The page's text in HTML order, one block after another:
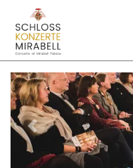
Previous